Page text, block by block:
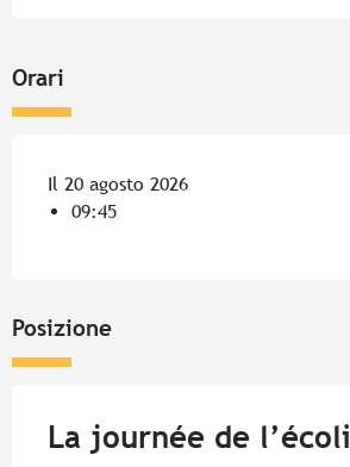
Orari
Il 20 agosto 2026
09:45
Posizione
La journée de